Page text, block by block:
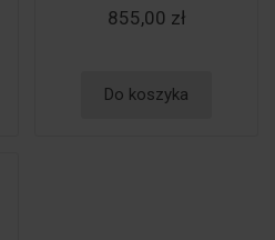
855,00 zł
Do koszyka